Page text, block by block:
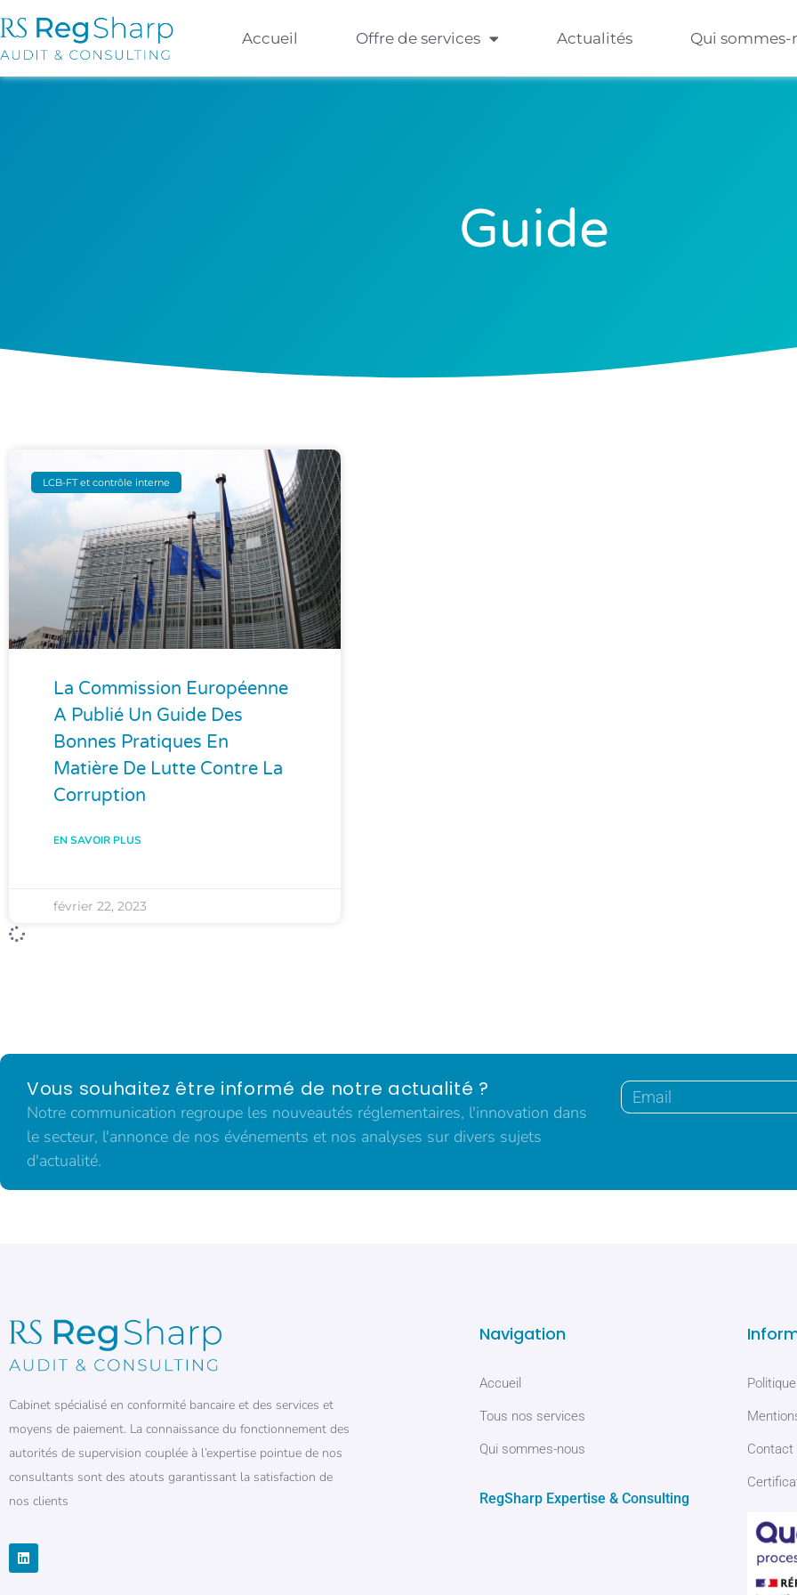
Accueil Offre de services Actualités Qui sommes-
Guide
LCB-FT et contrôle interne
La Commission Européenne
A Publié Un Guide Des
Bonnes Pratiques En
Matière De Lutte Contre La
Corruption
EN SAVOIR PLUS
février 22, 2023
Vous souhaitez être informé de notre actualité ?
Notre communication regroupe les nouveautés réglementaires, l'innovation dans
le secteur, l'annonce de nos événements et nos analyses sur divers sujets
d'actualité.
Cabinet spécialisé en conformité bancaire et des services et
moyens de paiement. La connaissance du fonctionnement des
autorités de supervision couplée à l’expertise pointue de nos
consultants sont des atouts garantissant la satisfaction de
nos clients
Navigation
Accueil
Tous nos services
Qui sommes-nous
RegSharp Expertise & Consulting
Contact